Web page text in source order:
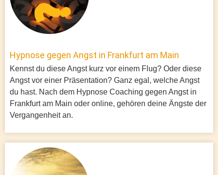
Hypnose gegen Angst in Frankfurt am Main
Kennst du diese Angst kurz vor einem Flug? Oder diese
Angst vor einer Präsentation? Ganz egal, welche Angst
du hast. Nach dem Hypnose Coaching gegen Angst in
Frankfurt am Main oder online, gehören deine Ängste der
Vergangenheit an.